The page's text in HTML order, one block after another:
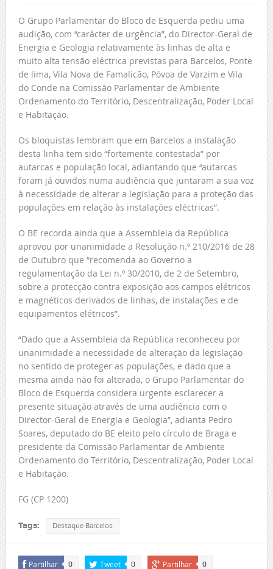
O Grupo Parlamentar do Bloco de Esquerda pediu uma
audição, com “carácter de urgência”, do Director-Geral de
Energia e Geologia relativamente às linhas de alta e
muito alta tensão eléctrica previstas para Barcelos, Ponte
de lima, Vila Nova de Famalicão, Póvoa de Varzim e Vila
do Conde na Comissão Parlamentar de Ambiente
Ordenamento do Território, Descentralização, Poder Local
e Habitação.
Os bloquistas lembram que em Barcelos a instalação
desta linha tem sido “fortemente contestada” por
autarcas e população local, adiantando que “autarcas
foram já ouvidos numa audiência que juntaram a sua voz
à necessidade de alterar a legislação para a proteção das
populações em relação às instalações eléctricas”.
O BE recorda ainda que a Assembleia da República
aprovou por unanimidade a Resolução n.º 210/2016 de 28
de Outubro que “recomenda ao Governo a
regulamentação da Lei n.º 30/2010, de 2 de Setembro,
sobre a protecção contra exposição aos campos elétricos
e magnéticos derivados de linhas, de instalações e de
equipamentos elétricos”.
“Dado que a Assembleia da República reconheceu por
unanimidade a necessidade de alteração da legislação
no sentido de proteger as populações, e dado que a
mesma ainda não foi alterada, o Grupo Parlamentar do
Bloco de Esquerda considera urgente esclarecer a
presente situação através de uma audiência com o
Director-Geral de Energia e Geologia”, adianta Pedro
Soares, deputado do BE eleito pelo círculo de Braga e
presidente da Comissão Parlamentar de Ambiente
Ordenamento do Território, Descentralização, Poder Local
e Habitação.
FG (CP 1200)
Tags: Destaque Barcelos
Partilhar 0 Tweet 0 Partilhar 0